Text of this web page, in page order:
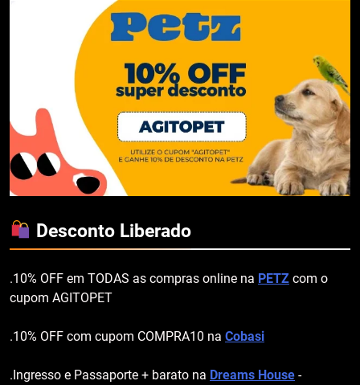
Desconto Liberado
.10% OFF em TODAS as compras online na PETZ com o
cupom AGITOPET
.10% OFF com cupom COMPRA10 na Cobasi
.Ingresso e Passaporte + barato na Dreams House -